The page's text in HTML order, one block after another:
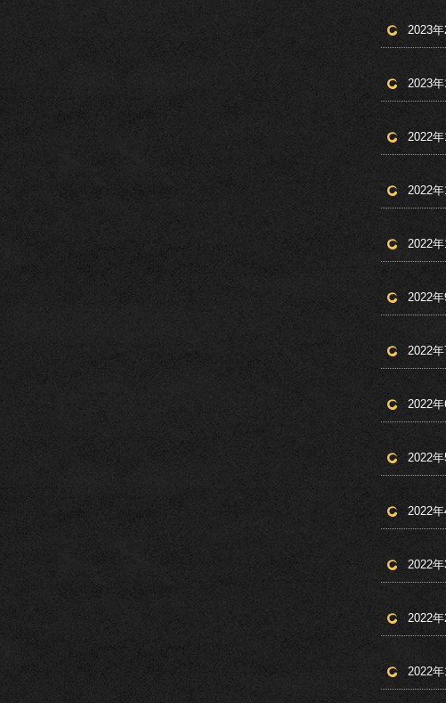
2023年
2023年
2022年
2022年
2022年
2022年
2022年
2022年
2022年
2022
2022年
2022年
2022年